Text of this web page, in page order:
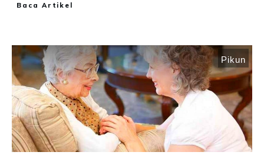
Baca Artikel
Pikun